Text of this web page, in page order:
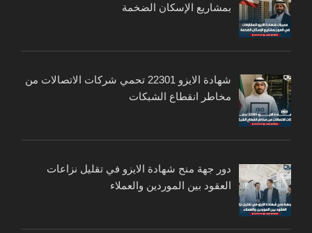
بمشاريع الإسكان الضخمة
شهادة الايزو 22301 تحمي شركات الاتصالات من
مخاطر انقطاع الشبكات
دور جهة منح شهادة الايزو في تقليل نزاعات
العقود بين الموردين والعملاء